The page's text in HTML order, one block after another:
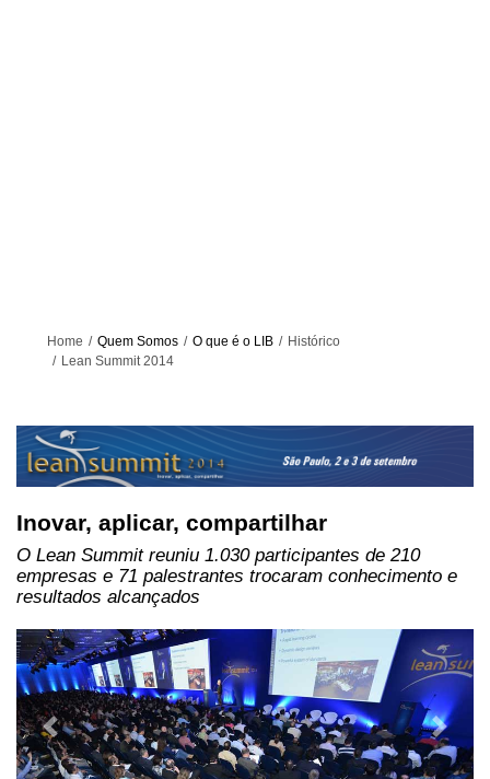
Home Quem Somos O que é o LIB
Histórico
Lean Summit 2014
Inovar, aplicar, compartilhar
O Lean Summit reuniu 1.030 participantes de 210
empresas e 71 palestrantes trocaram conhecimento e
resultados alcançados
Previous Next